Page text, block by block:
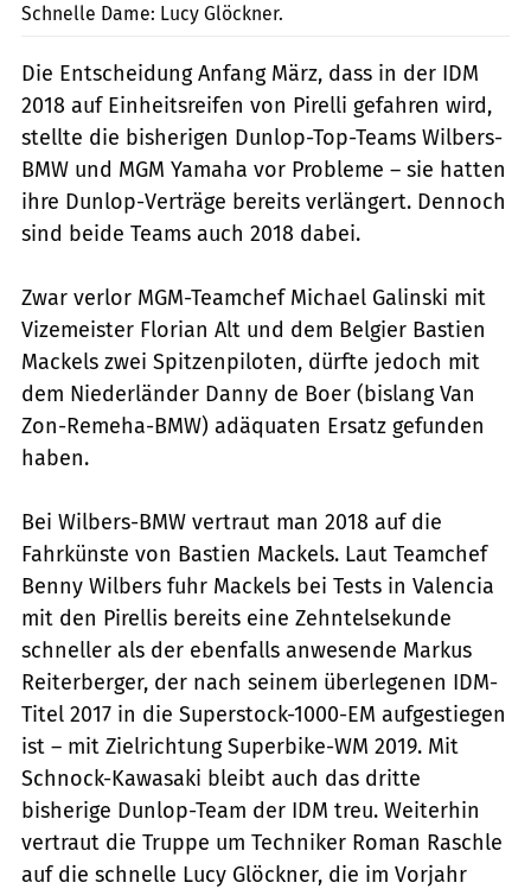
Schnelle Dame: Lucy Glöckner.
Die Entscheidung Anfang März, dass in der IDM
2018 auf Einheitsreifen von Pirelli gefahren wird,
stellte die bisherigen Dunlop-Top-Teams Wilbers-
BMW und MGM Yamaha vor Probleme – sie hatten
ihre Dunlop-Verträge bereits verlängert. Dennoch
sind beide Teams auch 2018 dabei.
Zwar verlor MGM-Teamchef Michael Galinski mit
Vizemeister Florian Alt und dem Belgier Bastien
Mackels zwei Spitzenpiloten, dürfte jedoch mit
dem Niederländer Danny de Boer (bislang Van
Zon-Remeha-BMW) adäquaten Ersatz gefunden
haben.
Bei Wilbers-BMW vertraut man 2018 auf die
Fahrkünste von Bastien Mackels. Laut Teamchef
Benny Wilbers fuhr Mackels bei Tests in Valencia
mit den Pirellis bereits eine Zehntelsekunde
schneller als der ebenfalls anwesende Markus
Reiterberger, der nach seinem überlegenen IDM-
Titel 2017 in die Superstock-1000-EM aufgestiegen
ist – mit Zielrichtung Superbike-WM 2019. Mit
Schnock-Kawasaki bleibt auch das dritte
bisherige Dunlop-Team der IDM treu. Weiterhin
vertraut die Truppe um Techniker Roman Raschle
auf die schnelle Lucy Glöckner, die im Vorjahr